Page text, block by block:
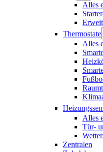
Alles
Thermostate
Alles
Alles
Tür-
Zentralen